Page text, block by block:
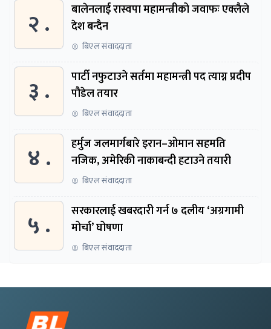
२ .
बालेनलाई रास्वपा महामन्त्रीको जवाफः एक्लैले
देश बन्दैन
बिएल संवाददाता
३ .
पार्टी नफुटाउने सर्तमा महामन्त्री पद त्याग्न प्रदीप
पौडेल तयार
बिएल संवाददाता
४ .
हर्मुज जलमार्गबारे इरान–ओमान सहमति
नजिक, अमेरिकी नाकाबन्दी हटाउने तयारी
बिएल संवाददाता
५ .
सरकारलाई खबरदारी गर्न ७ दलीय ‘अग्रगामी
मोर्चा’ घोषणा
बिएल संवाददाता